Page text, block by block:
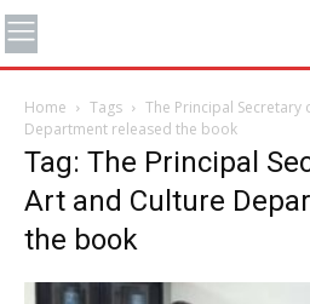
Home Tags
The Principal Secretary
Department released the book
Tag: The Principal
Art and Culture
the book